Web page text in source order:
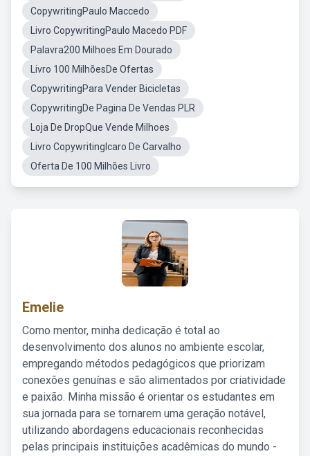
CopywritingPaulo Maccedo
Livro CopywritingPaulo Macedo PDF
Palavra200 Milhoes Em Dourado
Livro 100 MilhõesDe Ofertas
CopywritingPara Vender Bicicletas
CopywritingDe Pagina De Vendas PLR
Loja De DropQue Vende Milhoes
Livro CopywritingIcaro De Carvalho
Oferta De 100 Milhões Livro
Emelie
Como mentor, minha dedicação é total ao
desenvolvimento dos alunos no ambiente escolar,
empregando métodos pedagógicos que priorizam
conexões genuínas e são alimentados por criatividade
e paixão. Minha missão é orientar os estudantes em
sua jornada para se tornarem uma geração notável,
utilizando abordagens educacionais reconhecidas
pelas principais instituições acadêmicas do mundo -